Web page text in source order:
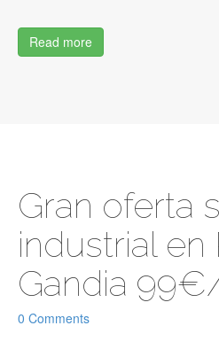
Read more
Gran oferta
industrial
Gandia
0 Comments